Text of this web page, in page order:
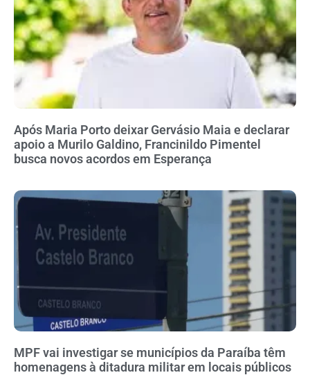
Após Maria Porto deixar Gervásio Maia e declarar
apoio a Murilo Galdino, Francinildo Pimentel
busca novos acordos em Esperança
MPF vai investigar se municípios da Paraíba têm
homenagens à ditadura militar em locais públicos